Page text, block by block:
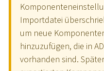
Importdatei
um neue
hinzuzufügen, die in
vorhanden sind.